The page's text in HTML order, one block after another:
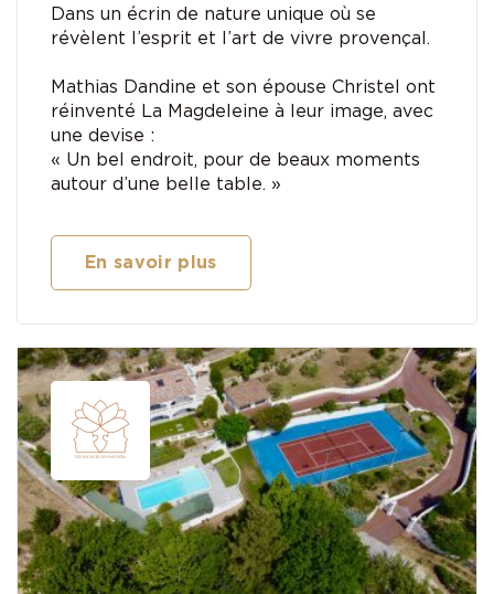
Dans un écrin de nature unique où se
révèlent l’esprit et l’art de vivre provençal.
Mathias Dandine et son épouse Christel ont
réinventé La Magdeleine à leur image, avec
une devise :
« Un bel endroit, pour de beaux moments
autour d’une belle table. »
En savoir plus